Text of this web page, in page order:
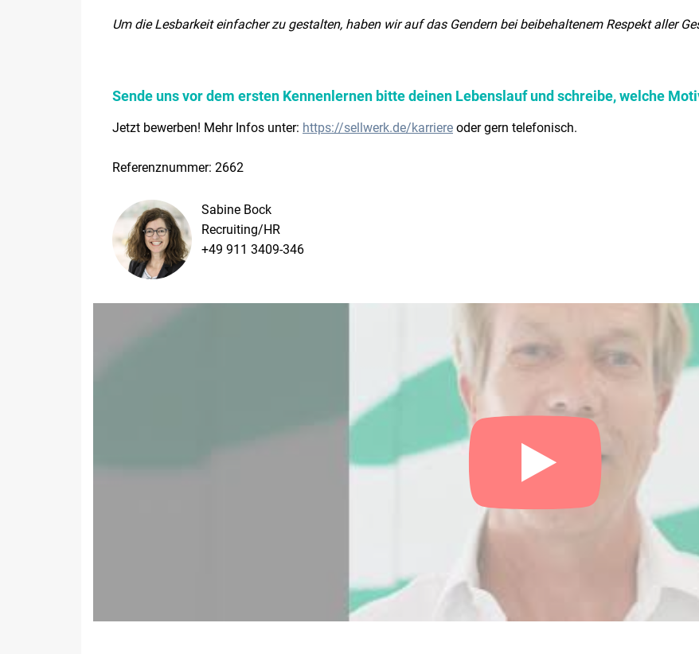
Um die Lesbarkeit einfacher zu gestalten, haben wir auf das Gendern bei beibehaltenem Respekt aller
Sende uns vor dem ersten Kennenlernen bitte deinen Lebenslauf und schreibe, welche
Jetzt bewerben! Mehr Infos unter: https://sellwerk.de/karriere oder gern telefonisch.
Referenznummer: 2662
Sabine Bock
Recruiting/HR
+49 911 3409-346